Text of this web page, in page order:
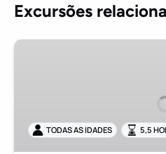
Excursões
Excursão
Pompeia,
Positano
TODAS AS IDADES 5,5